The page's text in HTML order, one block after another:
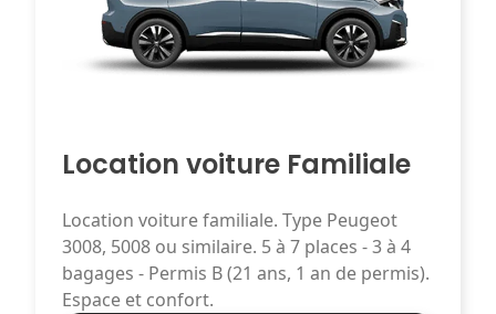
Location voiture Familiale
Location voiture familiale. Type Peugeot
3008, 5008 ou similaire. 5 à 7 places - 3 à 4
bagages - Permis B (21 ans, 1 an de permis).
Espace et confort.